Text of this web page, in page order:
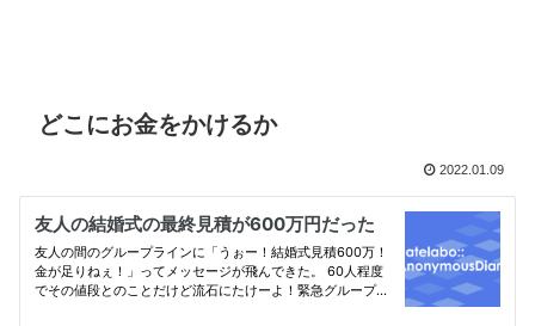
どこにお金をかけるか
2022.01.09